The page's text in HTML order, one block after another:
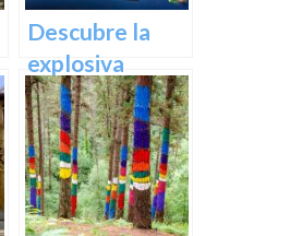
Descubre la
explosiva
arquitectura
del Museo
Guggenheim
Bilbao | Visita
imprescindible